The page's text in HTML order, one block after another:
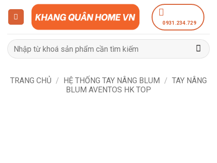
dung
0931.234.729
Tìm
kiếm:
TRANG CHỦ / HỆ THỐNG TAY NÂNG BLUM / TAY NÂNG
BLUM AVENTOS HK TOP